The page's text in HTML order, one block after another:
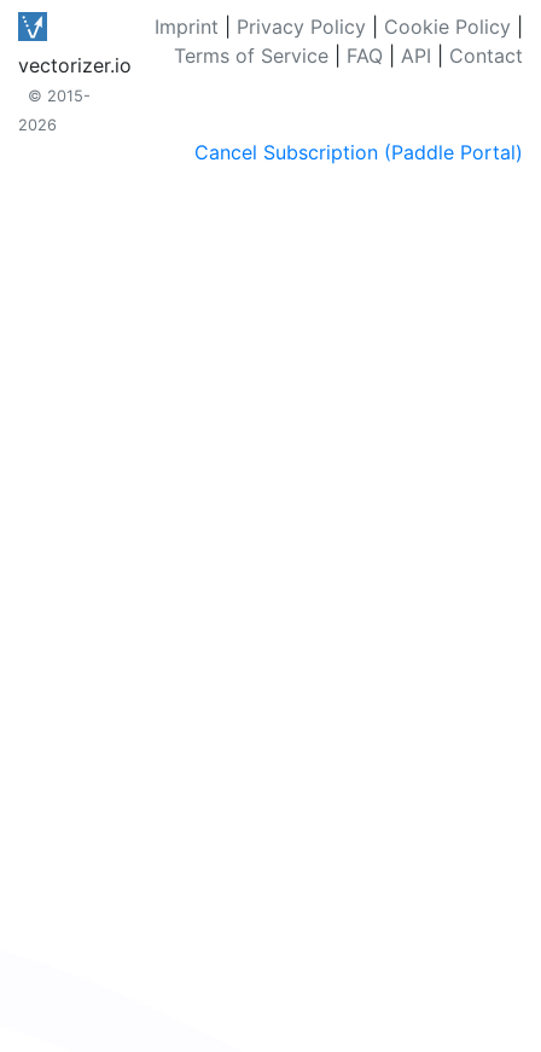
vectorizer.io
© 2015-
2026
Imprint Privacy Policy Cookie Policy
Terms of Service
FAQ API Contact
Cancel Subscription (Paddle Portal)